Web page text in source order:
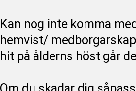
Kan nog inte komma
hemvist/
hit på ålderns höst går